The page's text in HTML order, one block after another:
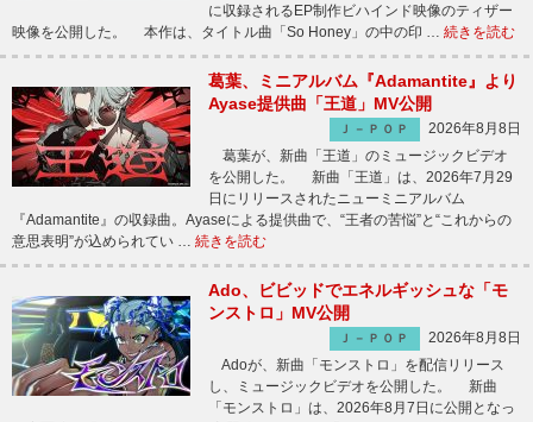
に収録されるEP制作ビハインド映像のティザー
映像を公開した。 本作は、タイトル曲「So Honey」の中の印 … 続きを読む
葛葉、ミニアルバム『Adamantite』より
Ayase提供曲「王道」MV公開
Ｊ－ＰＯＰ
2026年8月8日
葛葉が、新曲「王道」のミュージックビデオ
を公開した。 新曲「王道」は、2026年7月29
日にリリースされたニューミニアルバム
『Adamantite』の収録曲。Ayaseによる提供曲で、“王者の苦悩”と“これからの
意思表明”が込められてい … 続きを読む
Ado、ビビッドでエネルギッシュな「モ
ンストロ」MV公開
Ｊ－ＰＯＰ
2026年8月8日
Adoが、新曲「モンストロ」を配信リリース
し、ミュージックビデオを公開した。 新曲
「モンストロ」は、2026年8月7日に公開となっ